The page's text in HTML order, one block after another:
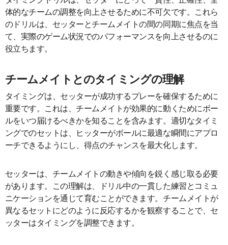
体的なチームの調整を向上させるために不可欠です。これら
のドリルは、セッターとチームメイトの間の同期に焦点を当
て、実際のゲーム状況でのパフォーマンスを向上させるのに
役立ちます。
チームメイトとのタイミングの理解
タイミングは、セッターが成功するプレーを確保するために
重要です。これは、チームメイトが効果的に動くためにボー
ルをいつ届けるべきかを知ることを含みます。適切なタイミ
ングでのセットは、ヒッターがボールに最適な瞬間にアプロ
ーチできるようにし、得点のチャンスを最大化します。
セッターは、チームメイトの動きや傾向を鋭く感じ取る必要
があります。この理解は、ドリル中の一貫した練習とコミュ
ニケーションを通じて育むことができます。チームメイトが
異なるセットにどのように反応するかを観察することで、セ
ッターはタイミングを調整できます。